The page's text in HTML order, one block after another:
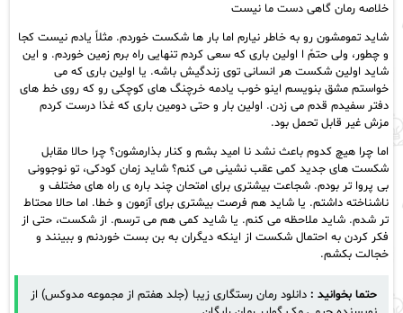
خلاصه رمان گاهی دست ما نیست
شاید تمومشون رو به خاطر نیارم اما بار ها شکست خوردم. مثلاً یادم نیست کجا
و چطور، ولی حتمً ا اولین باری که سعی کردم تنهایی راه برم زمین خوردم. و این
شاید اولین شکست هر انسانی توی زندگیش باشه. یا اولین باری که می
خواستم مشق بنویسم اینو خوب یادمه خرچنگ های کوچکی رو که روی خط های
دفتر سفیدم قدم می زدن. اولین بار و حتی دومین باری که غذا درست کردم
مزش غیر قابل تحمل بود.
اما چرا هیچ کدوم باعث نشد نا امید بشم و کنار بذارمشون؟ چرا حالا مقابل
شکست های جدید کمی عقب نشینی می کنم؟ شاید زمان کودکی، تو نوجوونی
بی پروا تر بودم. شجاعت بیشتری برای امتحان چند باره ی راه های مختلف و
ناشناخته داشتم. یا شاید هم فرصت بیشتری برای آزمون و خطا. اما حالا محتاط
تر شدم. شاید ملاحظه می کنم. یا شاید کمی هم می ترسم. از شکست، حتی از
فکر کردن به احتمال شکست از اینکه دیگران به بن بست خوردنم و ببینند و
خجالت بکشم.
حتما بخوانید : دانلود رمان رستگاری زیبا (جلد هفتم از مجموعه مدوکس) از